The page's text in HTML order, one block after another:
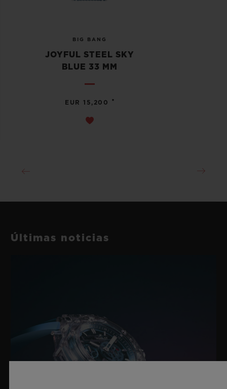
BIG BANG
JOYFUL STEEL SKY
BLUE 33 MM
EUR 15,200 •
Últimas noticias